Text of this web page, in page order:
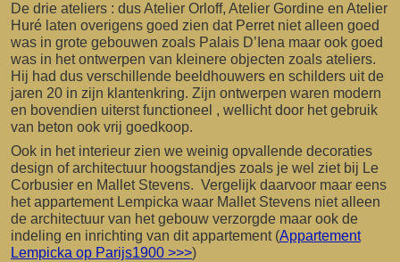
De drie ateliers : dus Atelier Orloff, Atelier Gordine en Atelier
Huré laten overigens goed zien dat Perret niet alleen goed
was in grote gebouwen zoals Palais D’Iena maar ook goed
was in het ontwerpen van kleinere objecten zoals ateliers.
Hij had dus verschillende beeldhouwers en schilders uit de
jaren 20 in zijn klantenkring. Zijn ontwerpen waren modern
en bovendien uiterst functioneel , wellicht door het gebruik
van beton ook vrij goedkoop.
Ook in het interieur zien we weinig opvallende decoraties
design of architectuur hoogstandjes zoals je wel ziet bij Le
Corbusier en Mallet Stevens. Vergelijk daarvoor maar eens
het appartement Lempicka waar Mallet Stevens niet alleen
de architectuur van het gebouw verzorgde maar ook de
indeling en inrichting van dit appartement (Appartement
Lempicka op Parijs1900 >>>)